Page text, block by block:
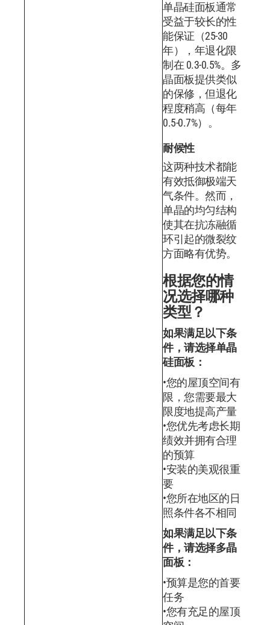
单晶硅面板通常
受益于较长的性
能保证（25-30
年），年退化限
制在 0.3-0.5%。多
晶面板提供类似
的保修，但退化
程度稍高（每年
0.5-0.7%）。
耐候性
这两种技术都能
有效抵御极端天
气条件。然而，
单晶的均匀结构
使其在抗冻融循
环引起的微裂纹
方面略有优势。
根据您的情
况选择哪种
类型？
如果满足以下条
件，请选择单晶
硅面板：
您的屋顶空间有
限，您需要最大
限度地提高产量
您优先考虑长期
绩效并拥有合理
的预算
安装的美观很重
要
您所在地区的日
照条件各不相同
如果满足以下条
件，请选择多晶
面板：
预算是您的首要
任务
您有充足的屋顶